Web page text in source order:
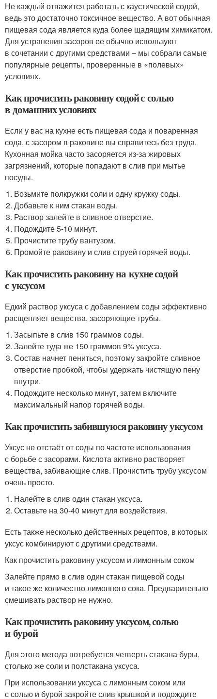
Не каждый отважится работать с каустической содой,
ведь это достаточно токсичное вещество. А вот обычная
пищевая сода является куда более щадящим химикатом.
Для устранения засоров ее обычно используют
в сочетании с другими средствами – мы собрали самые
популярные рецепты, проверенные в «полевых»
условиях.
Как прочистить раковину содой с солью
в домашних условиях
Если у вас на кухне есть пищевая сода и поваренная
сода, с засором в раковине вы справитесь без труда.
Кухонная мойка часто засоряется из-за жировых
загрязнений, которые попадают в слив при мытье
посуды.
Возьмите полкружки соли и одну кружку соды.
Добавьте к ним стакан воды.
Раствор залейте в сливное отверстие.
Подождите 5-10 минут.
Прочистите трубу вантузом.
Промойте раковину и слив струей горячей воды.
Как прочистить раковину на кухне содой
с уксусом
Едкий раствор уксуса с добавлением соды эффективно
расщепляет вещества, засоряющие трубы.
Засыпьте в слив 150 граммов соды.
Залейте туда же 150 граммов 9% уксуса.
Состав начнет пениться, поэтому закройте сливное
отверстие пробкой, чтобы удержать чистящую пену
внутри.
Подождите несколько минут, затем включите
максимальный напор горячей воды.
Как прочистить забившуюся раковину уксусом
Уксус не отстаёт от соды по частоте использования
с борьбе с засорами. Кислота активно растворяет
вещества, забивающие слив. Прочистить трубу уксусом
очень просто.
Налейте в слив один стакан уксуса.
Оставьте на 30-40 минут для воздействия.
Есть также несколько действенных рецептов, в которых
уксус комбинируют с другими средствами.
Как прочистить раковину уксусом и лимонным соком
Залейте прямо в слив один стакан пищевой соды
и такое же количество лимонного сока. Предварительно
смешивать раствор не нужно.
Как прочистить раковину уксусом, солью
и бурой
Для этого метода потребуется четверть стакана буры,
столько же соли и полстакана уксуса.
При использовании уксуса с лимонным соком или
с солью и бурой закройте слив крышкой и подождите